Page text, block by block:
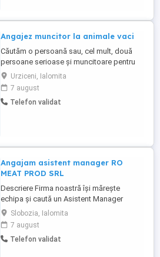
Angajez muncitor la animale vaci
Căutăm o persoană sau, cel mult, două
persoane serioase și muncitoare pentru
lucru la vaci. Oferim salariu atractiv, iar
cazarea și mâncarea sunt asigurate.
Pentru mai multe informații, ne puteți suna
la numărul de contact afișat.
Urziceni, Ialomita
7 august
Telefon validat
Angajam asistent manager RO
MEAT PROD SRL
Descriere Firma noastră își mărește
echipa și caută un Asistent Manager
organizat, responsabil și dornic să se
dezvolte într-un mediu profesional stabil.
Cerințe: * Cunoștințe bune de operare
Microsoft Office (Word, Excel, Outlook); *
Slobozia, Ialomita
7 august
Telefon validat